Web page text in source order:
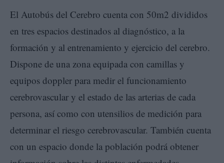
El Autobús del Cerebro cuenta con 50m2 divididos
en tres espacios destinados al diagnóstico, a la
formación y al entrenamiento y ejercicio del cerebro.
Dispone de una zona equipada con camillas y
equipos doppler para medir el funcionamiento
cerebrovascular y el estado de las arterias de cada
persona, así como con utensilios de medición para
determinar el riesgo cerebrovascular. También cuenta
con un espacio donde la población podrá obtener